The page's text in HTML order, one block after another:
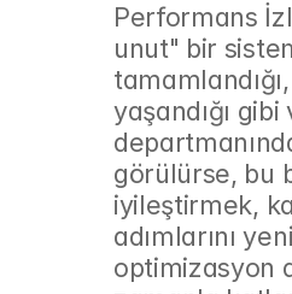
Performans
unut" bir
yaşandığı
görülürse, bu
iyileştirmek,
adımlarını
optimizasyon